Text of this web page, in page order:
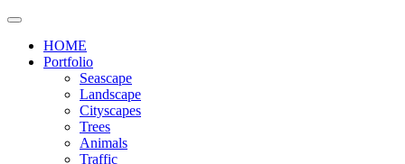
HOME
Portfolio
Seascape
Landscape
Cityscapes
Trees
Animals
Traffic